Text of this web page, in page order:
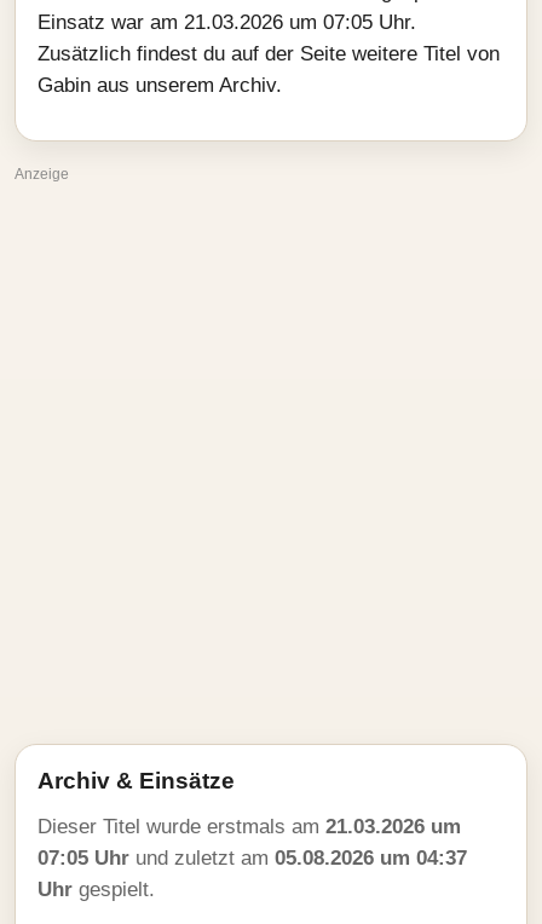
Einsatz war am 21.03.2026 um 07:05 Uhr.
Zusätzlich findest du auf der Seite weitere Titel von
Gabin aus unserem Archiv.
Anzeige
Archiv & Einsätze
Dieser Titel wurde erstmals am 21.03.2026 um
07:05 Uhr und zuletzt am 05.08.2026 um 04:37
Uhr gespielt.